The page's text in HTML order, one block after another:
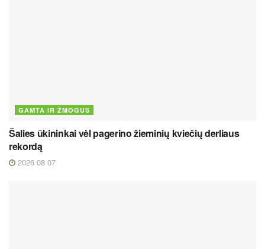
GAMTA IR ŽMOGUS
Šalies ūkininkai vėl pagerino žieminių kviečių derliaus
rekordą
2026 08 07